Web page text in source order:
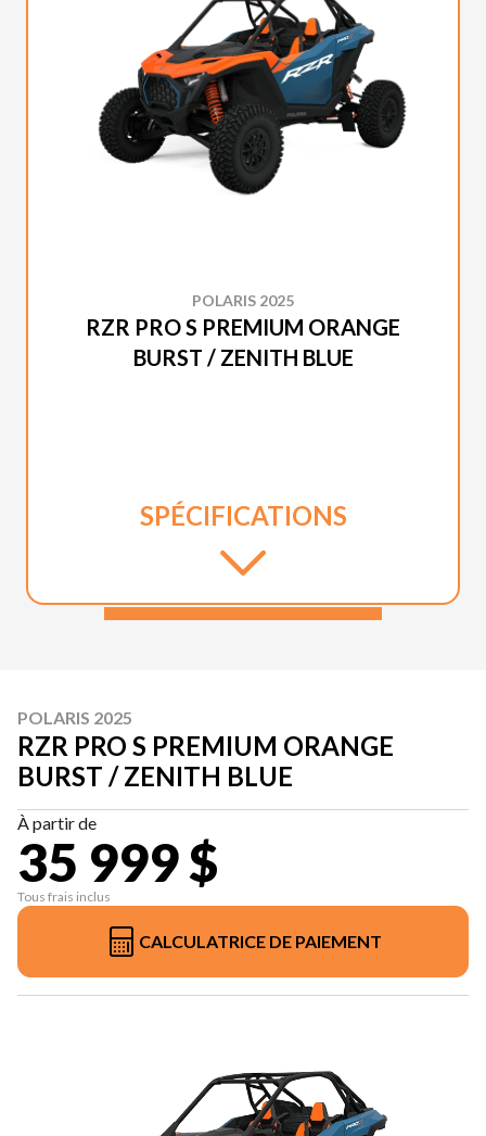
POLARIS 2025
RZR PRO S PREMIUM ORANGE
BURST / ZENITH BLUE
SPÉCIFICATIONS
POLARIS 2025
RZR PRO S PREMIUM ORANGE
BURST / ZENITH BLUE
À partir de
35 999 $
Tous frais inclus
CALCULATRICE DE PAIEMENT